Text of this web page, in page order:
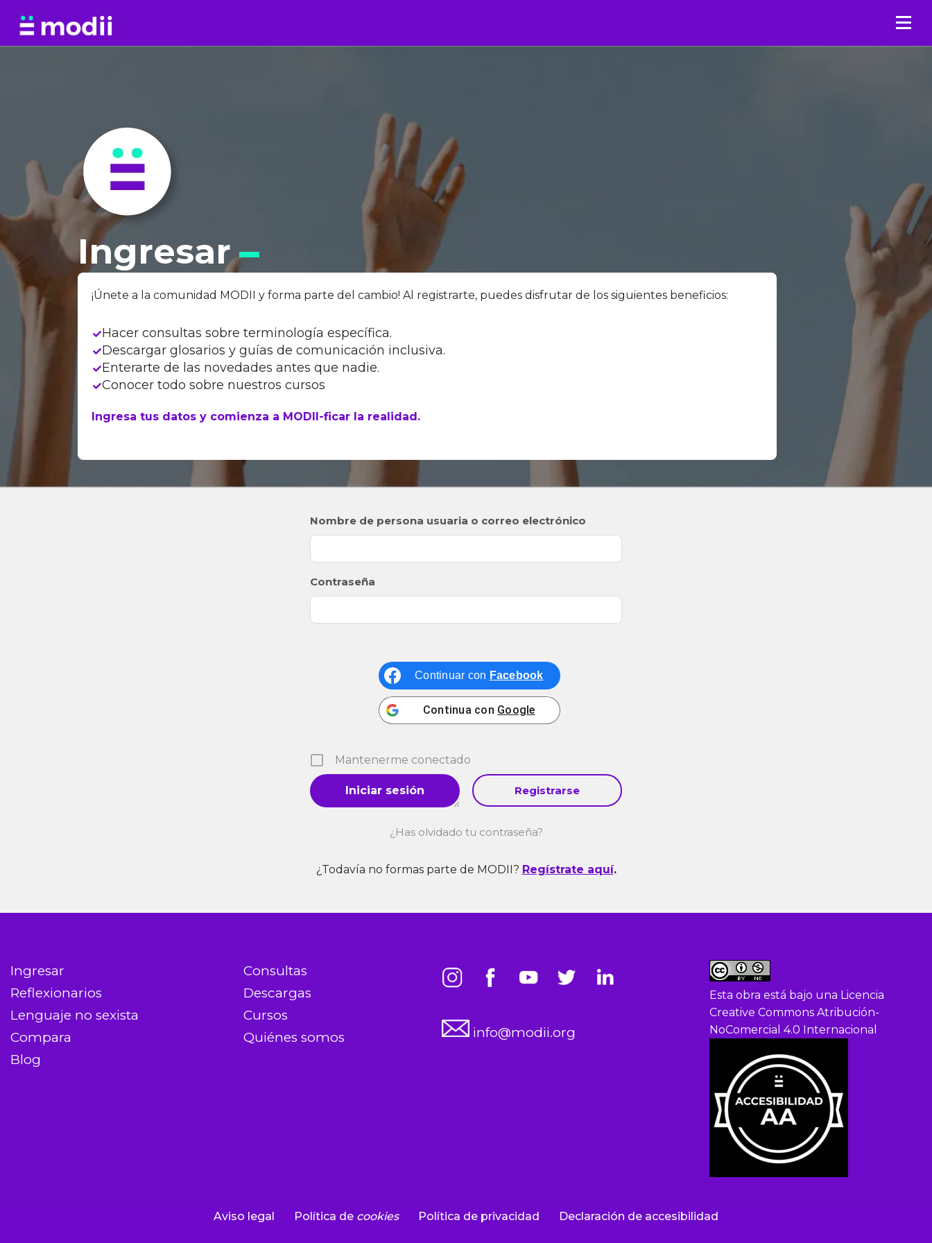
Saltar
Ingresar
¡Únete a la comunidad MODII y forma parte del cambio! Al registrarte, puedes disfrutar de los siguientes beneficios:
Hacer consultas sobre terminología específica.
Descargar glosarios y guías de comunicación inclusiva.
Enterarte de las novedades antes que nadie.
Conocer todo sobre nuestros cursos
Ingresa tus datos y comienza a MODII-ficar la realidad.
Nombre de persona usuaria o correo electrónico
Contraseña
Continuar con Facebook
Continua con Google
Mantenerme conectado
Registrarse
¿Has olvidado tu contraseña?
¿Todavía no formas parte de MODII? Regístrate aquí.
Ingresar
Reflexionarios
Lenguaje no sexista
Compara
Blog
Consultas
Descargas
Cursos
Quiénes somos
info@modii.org
Esta obra está bajo una Licencia
Creative Commons Atribución-
NoComercial 4.0 Internacional
Aviso legal Política de cookies Política de privacidad Declaración de accesibilidad